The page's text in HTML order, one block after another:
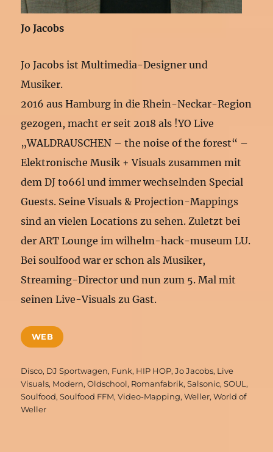
Jo Jacobs
Jo Jacobs ist Multimedia-Designer und
Musiker.
2016 aus Hamburg in die Rhein-Neckar-Region
gezogen, macht er seit 2018 als !YO Live
„WALDRAUSCHEN – the noise of the forest“ –
Elektronische Musik + Visuals zusammen mit
dem DJ to66l und immer wechselnden Special
Guests. Seine Visuals & Projection-Mappings
sind an vielen Locations zu sehen. Zuletzt bei
der ART Lounge im wilhelm-hack-museum LU.
Bei soulfood war er schon als Musiker,
Streaming-Director und nun zum 5. Mal mit
seinen Live-Visuals zu Gast.
WEB
Schlagwörter
Disco, DJ Sportwagen, Funk, HIP HOP,Jo Jacobs, Live
Visuals, Modern,Oldschool, Romanfabrik,Salsonic,SOUL ,
Soulfood,Soulfood FFM,Video-Mapping,Weller,World of
Weller